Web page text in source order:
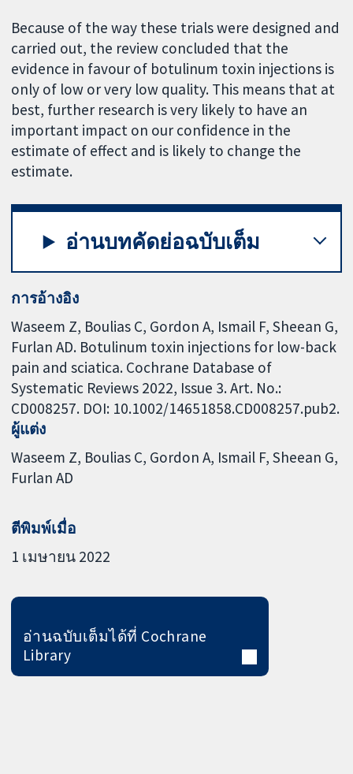
Because of the way these trials were designed and
carried out, the review concluded that the
evidence in favour of botulinum toxin injections is
only of low or very low quality. This means that at
best, further research is very likely to have an
important impact on our confidence in the
estimate of effect and is likely to change the
estimate.
อ่านบทคัดย่อฉบับเต็ม
การอ้างอิง
Waseem Z, Boulias C, Gordon A, Ismail F, Sheean G,
Furlan AD. Botulinum toxin injections for low-back
pain and sciatica. Cochrane Database of
Systematic Reviews 2022, Issue 3. Art. No.:
CD008257. DOI: 10.1002/14651858.CD008257.pub2.
ผู้แต่ง
Waseem Z Boulias C Gordon A Ismail F Sheean G
Furlan AD
ตีพิมพ์เมื่อ
1 เมษายน 2022
อ่านฉบับเต็มได้ที่ Cochrane
Library